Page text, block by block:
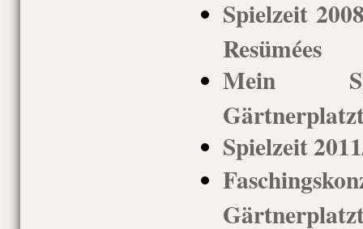
Spielzeit
Resümées
Mein
Spielzeit